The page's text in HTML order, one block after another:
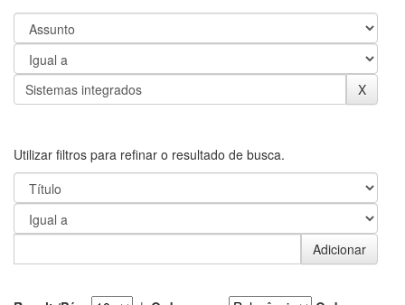
Utilizar filtros para refinar o resultado de busca.